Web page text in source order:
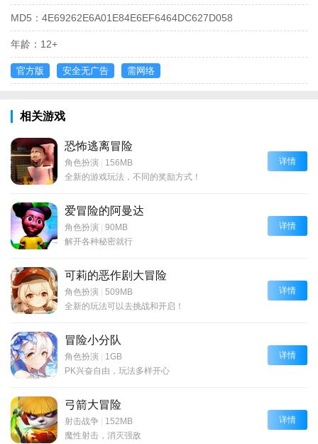
MD5： 4E69262E6A01E84E6EF6464DC627D058
年龄： 12+
官方版 安全无广告 需网络
相关游戏
恐怖逃离冒险
角色扮演 | 156MB
全新的游戏玩法，不同的奖励方式！
详情
爱冒险的阿曼达
角色扮演 | 90MB
解开各种秘密就行
详情
可莉的恶作剧大冒险
角色扮演 | 509MB
全新的玩法可以去挑战和开启！
详情
冒险小分队
角色扮演 | 1GB
PK兴奋自由，玩法多样开心
详情
弓箭大冒险
射击战争 | 152MB
魔性射击，消灭强敌
详情